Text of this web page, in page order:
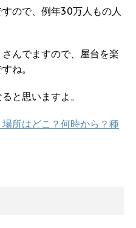
ので、例年30万人もの人
んでますので、屋台を楽
ね。
と思いますよ。
所はどこ？何時から？種